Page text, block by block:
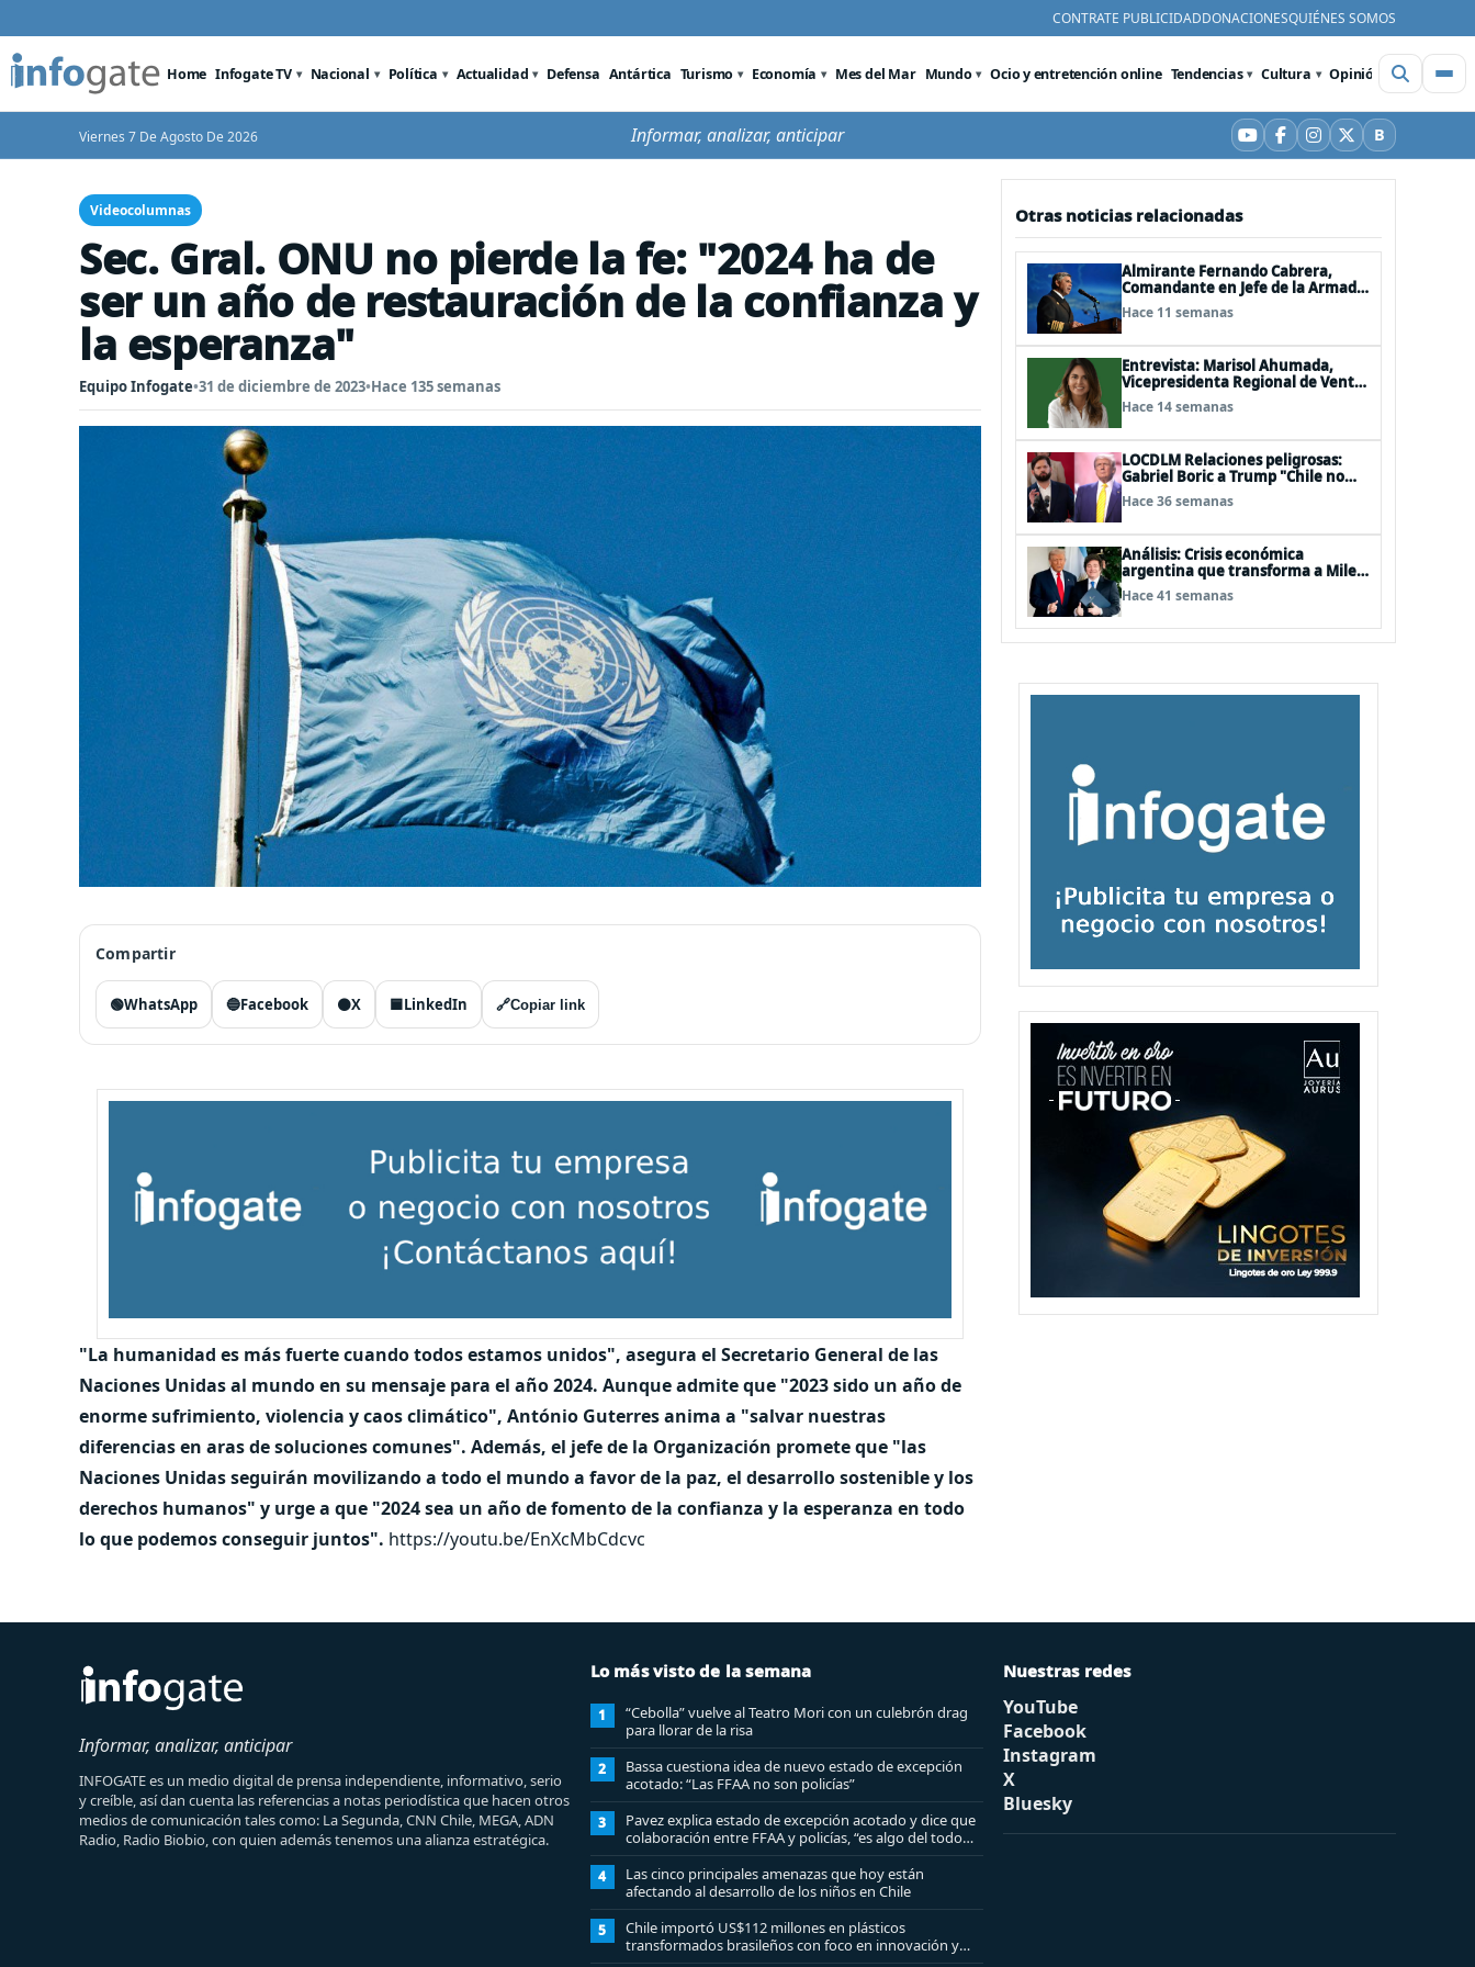
CONTRATE PUBLICIDADDONACIONESQUIÉNES SOMOS
Home Infogate TV Nacional Política Actualidad Defensa Antártica Turismo Economía Mes del Mar Mundo Ocio y entretención online Tendencias Cultura Opinión Videos
Viernes 7 De Agosto De 2026 Informar, analizar, anticipar YouTube
Facebook
Instagram
X BBluesky
Videocolumnas
Sec. Gral. ONU no pierde la fe: "2024 ha de
ser un año de restauración de la confianza y
la esperanza"
Equipo Infogate•31 de diciembre de 2023•Hace 135 semanas
Compartir
🟢WhatsApp 🔵Facebook ⚫X 🟦LinkedIn 🔗Copiar link
"La humanidad es más fuerte cuando todos estamos unidos", asegura el Secretario General de las
Naciones Unidas al mundo en su mensaje para el año 2024. Aunque admite que "2023 sido un año de
enorme sufrimiento, violencia y caos climático", António Guterres anima a "salvar nuestras
diferencias en aras de soluciones comunes". Además, el jefe de la Organización promete que "las
Naciones Unidas seguirán movilizando a todo el mundo a favor de la paz, el desarrollo sostenible y los
derechos humanos" y urge a que "2024 sea un año de fomento de la confianza y la esperanza en todo
lo que podemos conseguir juntos". https://youtu.be/EnXcMbCdcvc
Otras noticias relacionadas
Almirante Fernando Cabrera,
Comandante en Jefe de la Armada:
"Somos una nación Americana,
Polinésica y Antártica; bioceánica
definen en el mar"
Hace 11 semanas
Entrevista: Marisol Ahumada,
Vicepresidenta Regional de Ventas
de Herbalife para Centro y
Sudamérica
Hace 14 semanas
LOCDLM Relaciones peligrosas:
Gabriel Boric a Trump "Chile no
acepta ningún tipo de tutelaje"
Hace 36 semanas
Análisis: Crisis económica
argentina que transforma a Milei
solo en un mito
Hace 41 semanas
Informar, analizar, anticipar
INFOGATE es un medio digital de prensa independiente, informativo, serio
y creíble, así dan cuenta las referencias a notas periodística que hacen otros
medios de comunicación tales como: La Segunda, CNN Chile, MEGA, ADN
Radio, Radio Biobio, con quien además tenemos una alianza estratégica.
Lo más visto de la semana
1
“Cebolla” vuelve al Teatro Mori con un culebrón drag
para llorar de la risa
2
Bassa cuestiona idea de nuevo estado de excepción
acotado: “Las FFAA no son policías”
3
Pavez explica estado de excepción acotado y dice que
colaboración entre FFAA y policías, “es algo del todo
pertinente analizar”
4
Las cinco principales amenazas que hoy están
afectando al desarrollo de los niños en Chile
5
Chile importó US$112 millones en plásticos
transformados brasileños con foco en innovación y
sostenibilidad
Nuestras redes
YouTube
Facebook
Instagram
X
Bluesky